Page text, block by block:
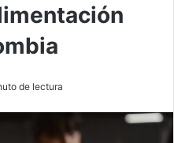
de lectura